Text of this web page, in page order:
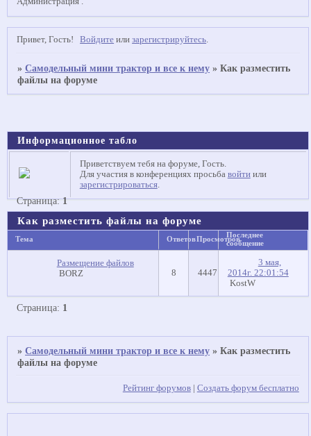
Привет, Гость! Войдите илизарегистрируйтесь.
»Самодельный мини трактор и все к нему »Как разместить
файлы на форуме
Информационное табло
Приветствуем тебя на форуме, Гость.
Для участия в конференциях просьба войтиили
зарегистрироваться.
Как разместить файлы на форуме
Страница:1
Тема ОтветовПросмотровПоследнее
сообщение
Размещение файлов
BORZ
8 4447
3 мая,
2014г. 22:01:54
KostW
Страница: 1
»Самодельный мини трактор и все к нему »Как разместить
файлы на форуме
Рейтинг форумов| Создать форум бесплатно